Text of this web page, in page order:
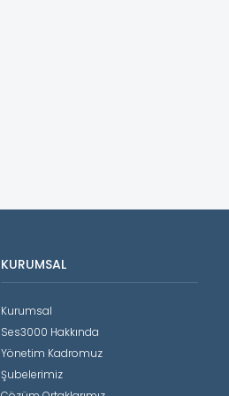
KURUMSAL
Kurumsal
Ses3000 Hakkında
Yönetim Kadromuz
Şubelerimiz